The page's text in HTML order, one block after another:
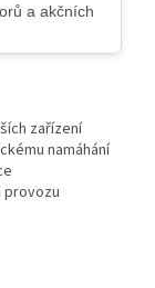
a akčních
zařízení
namáhání
provozu